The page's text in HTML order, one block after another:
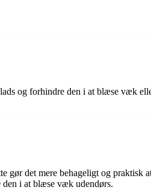
og forhindre den i at blæse væk
det mere behageligt og praktisk
i at blæse væk udendørs.